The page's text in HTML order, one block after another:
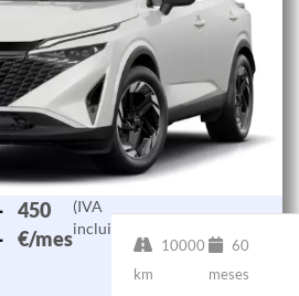
450
€/mes
(IVA
incluido)
10000
km
60
meses